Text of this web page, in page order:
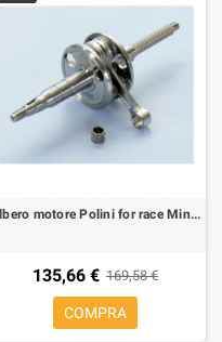
Albero motore Polini for race Minarelli Aerox, Nitro, F12, Ovetto, neos 210.0048
135,66 € 169,58 €
COMPRA